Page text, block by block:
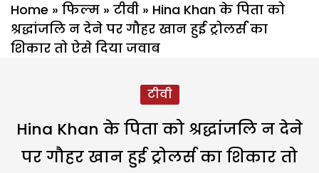
Home » फिल्म » टीवी » Hina Khan के पिता को
श्रद्धांजलि न देने पर गौहर खान हुई ट्रोलर्स का
शिकार तो ऐसे दिया जवाब
टीवी
Hina Khan के पिता को श्रद्धांजलि न देने
पर गौहर खान हुई ट्रोलर्स का शिकार तो